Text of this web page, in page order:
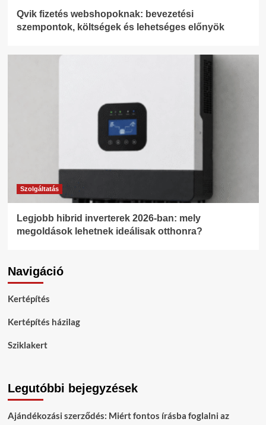
Qvik fizetés webshopoknak: bevezetési
szempontok, költségek és lehetséges előnyök
Szolgáltatás
Legjobb hibrid inverterek 2026-ban: mely
megoldások lehetnek ideálisak otthonra?
Navigáció
Kertépítés
Kertépítés házilag
Sziklakert
Legutóbbi bejegyzések
Ajándékozási szerződés: Miért fontos írásba foglalni az